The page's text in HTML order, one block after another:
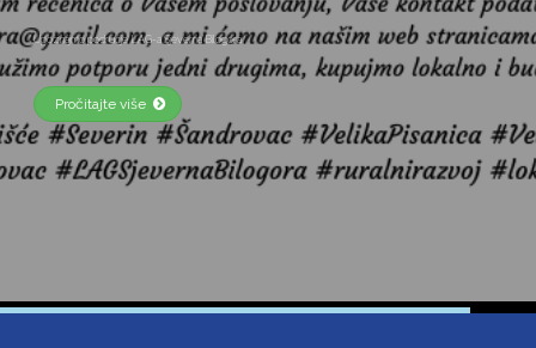
Objava javnog savjetovanja Strategije LAG-a Sjeverna Bilogora za razdoblje 2023.-2027. godine
Pročitajte više